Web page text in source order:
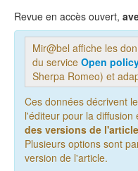
EN
ES
?
Revue en accès ouvert,
Mir@bel affiche les
du service Open
Sherpa Romeo) et
Ces données décrivent
l'éditeur pour la diffusion
des versions de l'article
Plusieurs options sont
version de l'article.